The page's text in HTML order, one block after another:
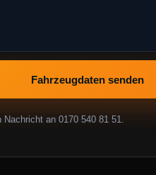
Fahrzeugdaten senden
an 0170 540 81 51.